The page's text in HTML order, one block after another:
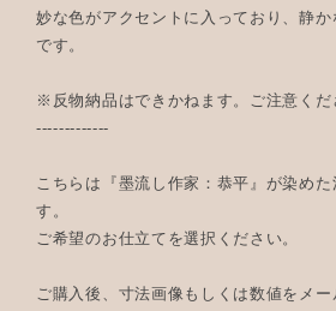
妙な色がアクセントに入っており、静
です。
※反物納品はできかねます。ご注意くだ
-------------
こちらは『墨流し作家：恭平』が染め
す。
ご希望のお仕立てを選択ください。
ご購入後、寸法画像もしくは数値をメー